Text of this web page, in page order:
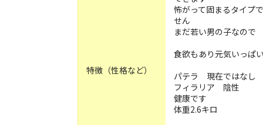
特徴（性格など）
怖がって固まるタイ
せん
まだ若い男の子なので
食欲もあり元気いっぱ
パテラ 現在ではなし
フィラリア 陰性
健康です
体重2.6キロ